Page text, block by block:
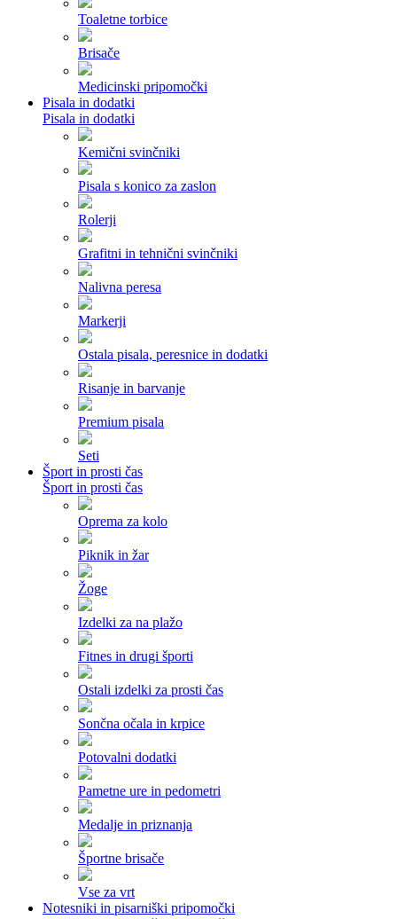
Toaletne torbice
Brisače
Medicinski pripomočki
Pisala in dodatki
Pisala in dodatki
Kemični svinčniki
Pisala s konico za zaslon
Rolerji
Grafitni in tehnični svinčniki
Nalivna peresa
Markerji
Ostala pisala, peresnice in dodatki
Risanje in barvanje
Premium pisala
Seti
Šport in prosti čas
Šport in prosti čas
Oprema za kolo
Piknik in žar
Žoge
Izdelki za na plažo
Fitnes in drugi športi
Ostali izdelki za prosti čas
Sončna očala in krpice
Potovalni dodatki
Pametne ure in pedometri
Medalje in priznanja
Športne brisače
Vse za vrt
Notesniki in pisarniški pripomočki